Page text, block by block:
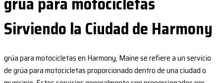
Sirviendo la Ciudad de Harmony
grúa para motocicletas en Harmony, Maine se refiere a un servicio
de grúa para motocicletas proporcionado dentro de una ciudad o